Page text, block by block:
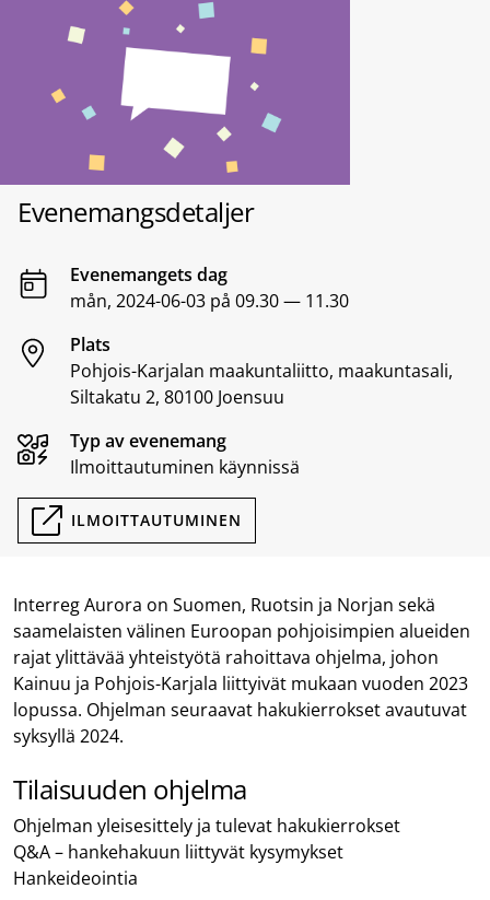
Evenemangsdetaljer
Evenemangets dag
mån, 2024-06-03 på 09.30 — 11.30
Plats
Pohjois-Karjalan maakuntaliitto, maakuntasali,
Siltakatu 2, 80100 Joensuu
Typ av evenemang
Ilmoittautuminen käynnissä
ILMOITTAUTUMINEN
Interreg Aurora on Suomen, Ruotsin ja Norjan sekä
saamelaisten välinen Euroopan pohjoisimpien alueiden
rajat ylittävää yhteistyötä rahoittava ohjelma, johon
Kainuu ja Pohjois-Karjala liittyivät mukaan vuoden 2023
lopussa. Ohjelman seuraavat hakukierrokset avautuvat
syksyllä 2024.
Tilaisuuden ohjelma
Ohjelman yleisesittely ja tulevat hakukierrokset
Q&A – hankehakuun liittyvät kysymykset
Hankeideointia